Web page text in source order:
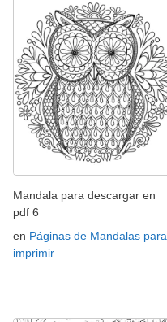
Mandala para descargar en
pdf 6
en Páginas de Mandalas para
imprimir